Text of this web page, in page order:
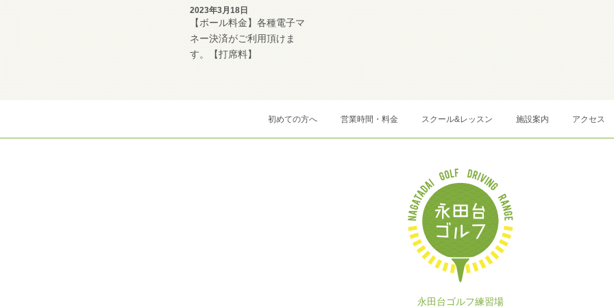
2023年3月18日
【ボール料金】各種電子マ
ネー決済がご利用頂けま
す。【打席料】
初めての方へ 営業時間・料金 スクール&レッスン 施設案内 アクセス
永田台ゴルフ練習場